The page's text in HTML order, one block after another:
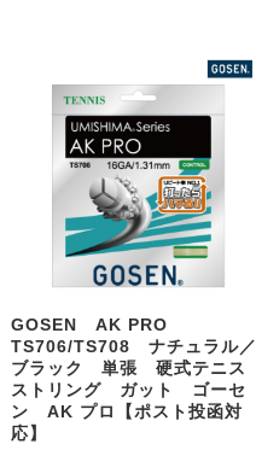
GOSEN AK PRO
TS706/TS708 ナチュラル／
ブラック 単張 硬式テニス
ストリング ガット ゴーセ
ン AK プロ【ポスト投函対
応】